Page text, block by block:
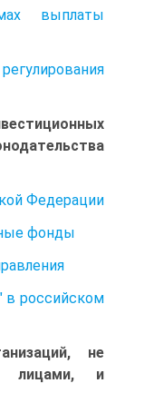
выплаты
Федерации
фонды
в российском
не
лицами, и